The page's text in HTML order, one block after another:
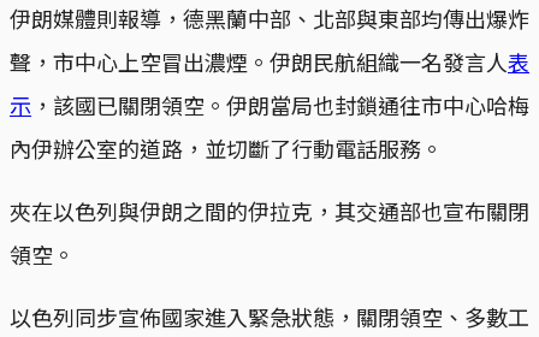
伊朗媒體則報導，德黑蘭中部、北部與東部均傳出爆炸
聲，市中心上空冒出濃煙。伊朗民航組織一名發言人表
示 ，該國已關閉領空。伊朗當局也封鎖通往市中心哈梅
內伊辦公室的道路，並切斷了行動電話服務。
夾在以色列與伊朗之間的伊拉克，其交通部也宣布關閉
領空。
以色列同步宣佈國家進入緊急狀態，關閉領空、多數工